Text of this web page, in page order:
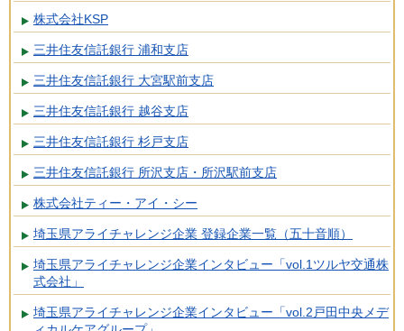
株式会社KSP
三井住友信託銀行 浦和支店
三井住友信託銀行 大宮駅前支店
三井住友信託銀行 越谷支店
三井住友信託銀行 杉戸支店
三井住友信託銀行 所沢支店・所沢駅前支店
株式会社ティー・アイ・シー
埼玉県アライチャレンジ企業 登録企業一覧（五十音順）
埼玉県アライチャレンジ企業インタビュー「vol.1ツルヤ交通株
式会社」
埼玉県アライチャレンジ企業インタビュー「vol.2戸田中央メデ